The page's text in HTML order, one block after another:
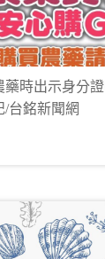
時出示身分證
/台銘新聞網